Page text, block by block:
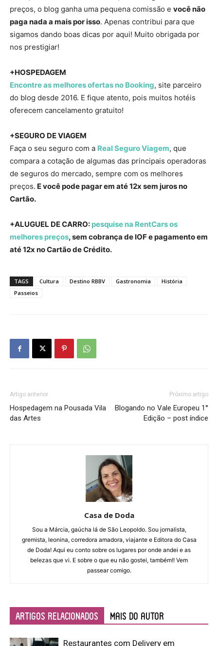
preços, o blog ganha uma pequena comissão e você não
paga nada a mais por isso. Apenas contribui para que
sigamos dando boas dicas por aqui! Muito obrigada por
nos prestigiar!
+HOSPEDAGEM
Encontre as melhores ofertas no Booking, site parceiro
do blog desde 2016. E fique atento, pois muitos hotéis
oferecem cancelamento gratuito!
+SEGURO DE VIAGEM
Faça o seu seguro com a Real Seguro Viagem, que
compara a cotação de algumas das principais operadoras
de seguros do mercado, sempre com os melhores
preços. E você pode pagar em até 12x sem juros no
Cartão.
+ALUGUEL DE CARRO: pesquise na RentCars os
melhores preços, sem cobrança de IOF e pagamento em
até 12x no Cartão de Crédito.
TAGS Cultura Destino RBBV Gastronomia
História
Passeios
Artigo anterior
Hospedagem na Pousada Vila
das Artes
Próximo artigo
Blogando no Vale Europeu 1°
Edição – post índice
Casa de Doda
Sou a Márcia, gaúcha lá de São Leopoldo. Sou jornalista,
gremista, leonina, corredora amadora, viajante e Editora do Casa
de Doda! Aqui eu conto sobre os lugares por onde andei e as
belezas que vi. E sobre o que eu não gostei, também!! Vem
passear comigo.
ARTIGOS RELACIONADOS Mais do autor
Restaurantes com Delivery em